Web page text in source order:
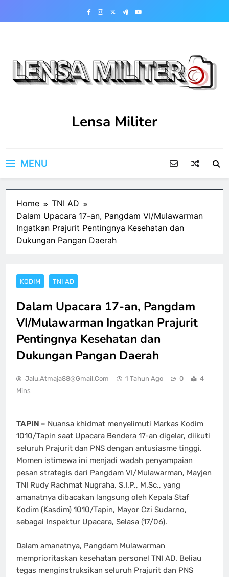
Lensa Militer
MENU
Home
TNI AD
Dalam Upacara 17-an, Pangdam VI/Mulawarman
Ingatkan Prajurit Pentingnya Kesehatan dan
Dukungan Pangan Daerah
KODIM TNI AD
Dalam Upacara 17-an, Pangdam
VI/Mulawarman Ingatkan Prajurit
Pentingnya Kesehatan dan
Dukungan Pangan Daerah
Jalu.atmaja88@gmail.com 1 Tahun Ago 0
4
Mins
TAPIN – Nuansa khidmat menyelimuti Markas Kodim
1010/Tapin saat Upacara Bendera 17-an digelar, diikuti
seluruh Prajurit dan PNS dengan antusiasme tinggi.
Momen istimewa ini menjadi wadah penyampaian
pesan strategis dari Pangdam VI/Mulawarman, Mayjen
TNI Rudy Rachmat Nugraha, S.I.P., M.Sc., yang
amanatnya dibacakan langsung oleh Kepala Staf
Kodim (Kasdim) 1010/Tapin, Mayor Czi Sudarno,
sebagai Inspektur Upacara, Selasa (17/06).
Dalam amanatnya, Pangdam Mulawarman
memprioritaskan kesehatan personel TNI AD. Beliau
tegas menginstruksikan seluruh Prajurit dan PNS